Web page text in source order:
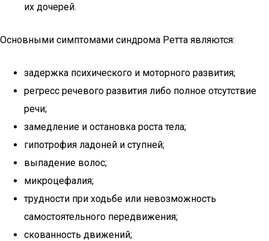
их дочерей.
Основными симптомами синдрома Ретта являются:
задержка психического и моторного развития;
регресс речевого развития либо полное отсутствие
речи;
замедление и остановка роста тела;
гипотрофия ладоней и ступней;
выпадение волос;
микроцефалия;
трудности при ходьбе или невозможность
самостоятельного передвижения;
скованность движений;